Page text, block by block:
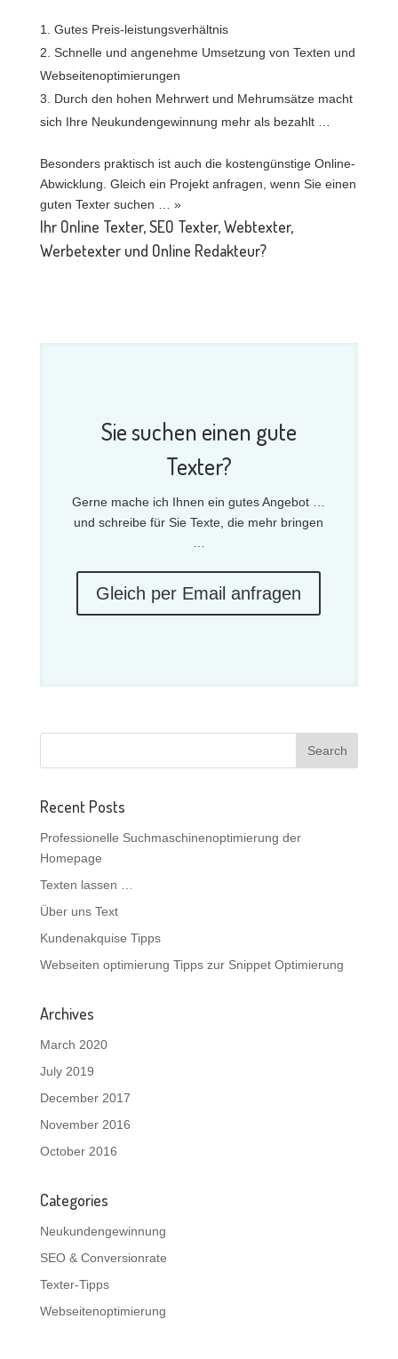
Gutes Preis-leistungsverhältnis
Schnelle und angenehme Umsetzung von Texten und
Webseitenoptimierungen
Durch den hohen Mehrwert und Mehrumsätze macht
sich Ihre Neukundengewinnung mehr als bezahlt …
Besonders praktisch ist auch die kostengünstige Online-
Abwicklung. Gleich ein Projekt anfragen, wenn Sie einen
guten Texter suchen … »
Ihr Online Texter, SEO Texter, Webtexter,
Werbetexter und Online Redakteur?
Sie suchen einen gute
Texter?
Gerne mache ich Ihnen ein gutes Angebot …
und schreibe für Sie Texte, die mehr bringen
Gleich per Email anfragen
Recent Posts
Professionelle Suchmaschinenoptimierung der
Homepage
Texten lassen …
Über uns Text
Kundenakquise Tipps
Webseiten optimierung Tipps zur Snippet Optimierung
Archives
March 2020
July 2019
December 2017
November 2016
October 2016
Categories
Neukundengewinnung
SEO & Conversionrate
Texter-Tipps
Webseitenoptimierung